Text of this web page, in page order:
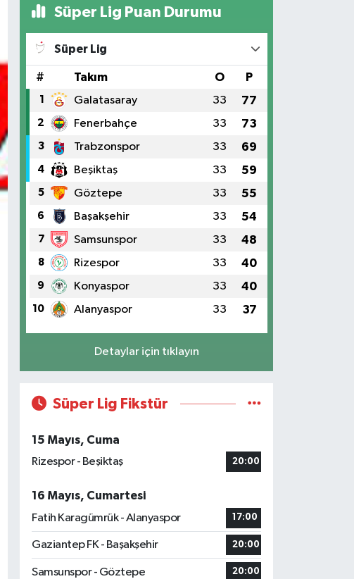
Süper Lig Puan Durumu
Süper Lig
# Takım O P
1 Galatasaray 33 77
2 Fenerbahçe 33 73
3 Trabzonspor 33 69
4 Beşiktaş 33 59
5 Göztepe 33 55
6 Başakşehir 33 54
7 Samsunspor 33 48
8 Rizespor 33 40
9 Konyaspor 33 40
10 Alanyaspor 33 37
Detaylar için tıklayın
Süper Lig Fikstür
15 Mayıs, Cuma
Rizespor - Beşiktaş
20:00
16 Mayıs, Cumartesi
Fatih Karagümrük - Alanyaspor
17:00
Gaziantep FK - Başakşehir 20:00
Samsunspor - Göztepe 20:00